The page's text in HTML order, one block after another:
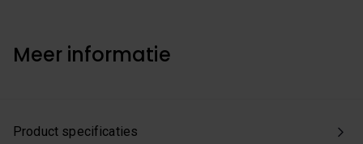
Meer informatie
Product specificaties